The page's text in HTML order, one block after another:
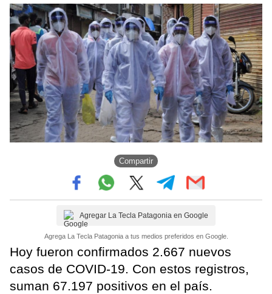
Compartir
Agregar La Tecla Patagonia en Google
Agrega La Tecla Patagonia a tus medios preferidos en Google.
Hoy fueron confirmados 2.667 nuevos
casos de COVID-19. Con estos registros,
suman 67.197 positivos en el país.